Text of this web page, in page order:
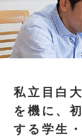
私立目白
を機に、
する学生